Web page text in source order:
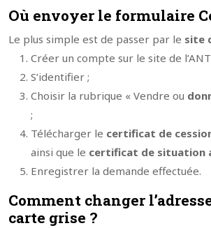
Où envoyer le formulaire
Le plus simple est de passer par le site
Créer un compte sur le site de
S’identifier ;
Choisir la rubrique « Vendre ou
;
Télécharger le certificat de
ainsi que le certificat de situation
Enregistrer la demande effectuée.
Comment changer
carte grise ?